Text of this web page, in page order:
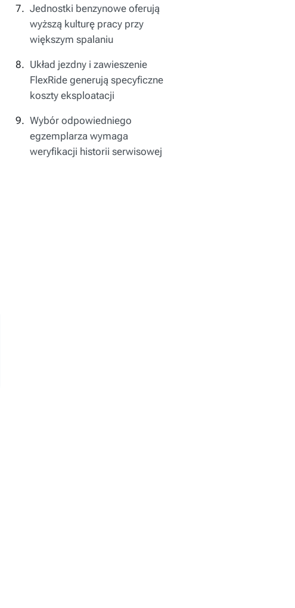
Jednostki benzynowe oferują
wyższą kulturę pracy przy
większym spalaniu
Układ jezdny i zawieszenie
FlexRide generują specyficzne
koszty eksploatacji
Wybór odpowiedniego
egzemplarza wymaga
weryfikacji historii serwisowej